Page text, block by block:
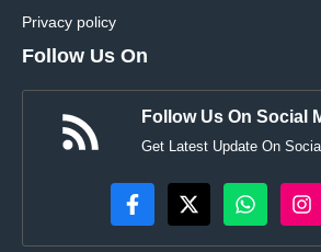
Privacy policy
Follow Us On
Follow Us On Social
Get Latest Update On